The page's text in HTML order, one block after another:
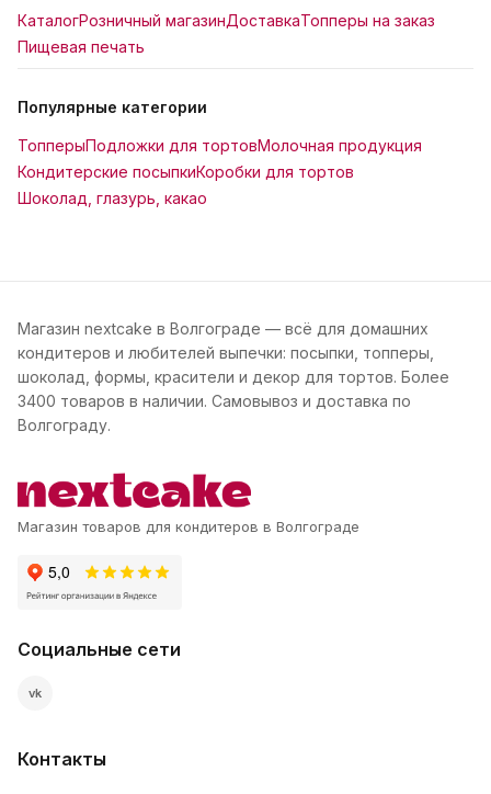
КаталогРозничный магазинДоставкаТопперы на заказ
Пищевая печать
Популярные категории
ТопперыПодложки для тортовМолочная продукция
Кондитерские посыпкиКоробки для тортов
Шоколад, глазурь, какао
Магазин nextcake в Волгограде — всё для домашних
кондитеров и любителей выпечки: посыпки, топперы,
шоколад, формы, красители и декор для тортов. Более
3400 товаров в наличии. Самовывоз и доставка по
Волгограду.
Магазин товаров для кондитеров в Волгограде
Социальные сети
vk
Контакты